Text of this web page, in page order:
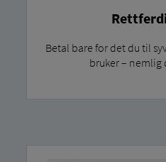
Betal bare for det du til
bruker – nemlig